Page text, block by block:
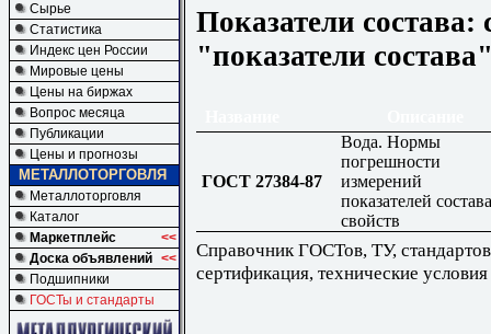
Сырье
Статистика
Индекс цен России
Мировые цены
Цены на биржах
Вопрос месяца
Публикации
Цены и прогнозы
МЕТАЛЛОТОРГОВЛЯ
Металлоторговля
Каталог
Маркетплейс
<<
Доска объявлений <<
Подшипники
ГОСТы и стандарты
Показатели состава:
"показатели
ГОСТ 27384-87
Вода. Нормы
погрешности
измерений
показателей
свойств
Справочник ГОСТов, ТУ,
сертификация, технические условия